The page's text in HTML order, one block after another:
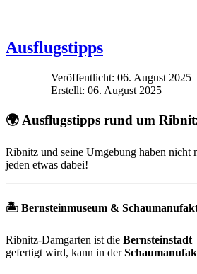
Ausflugstipps
Veröffentlicht: 06. August 2025
Erstellt: 06. August 2025
🌍 Ausflugstipps rund um
Ribnitz und seine Umgebung haben nicht
jeden etwas dabei!
🏝️ Bernsteinmuseum &
Ribnitz-Damgarten ist die Bernsteinstadt
gefertigt wird, kann in der